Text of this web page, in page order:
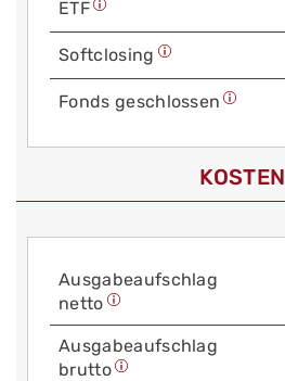
ETF
Soft­closing
Fonds geschlossen
KOSTEN
Aus­gabe­auf­schlag
netto
Aus­gabe­auf­schlag
brutto